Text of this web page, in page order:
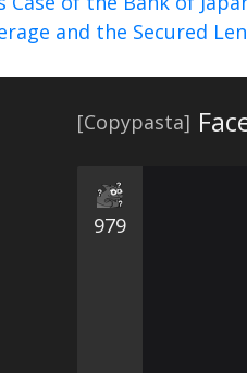
and the Secured
[Copypasta]
979